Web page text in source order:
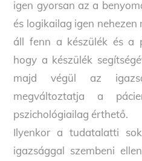
igen gyorsan az a
és logikailag igen
áll fenn a készülék és a
hogy a készülék
majd végül az
megváltoztatja a
pszichológiailag érthető.
Ilyenkor a tudatalatti
igazsággal szembeni